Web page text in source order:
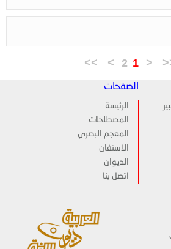
<
1
2
>
>>
الصفحات
الرئيسة
المصطلحات
المعجم البصري
الاستفان
الديوان
اتصل بنا